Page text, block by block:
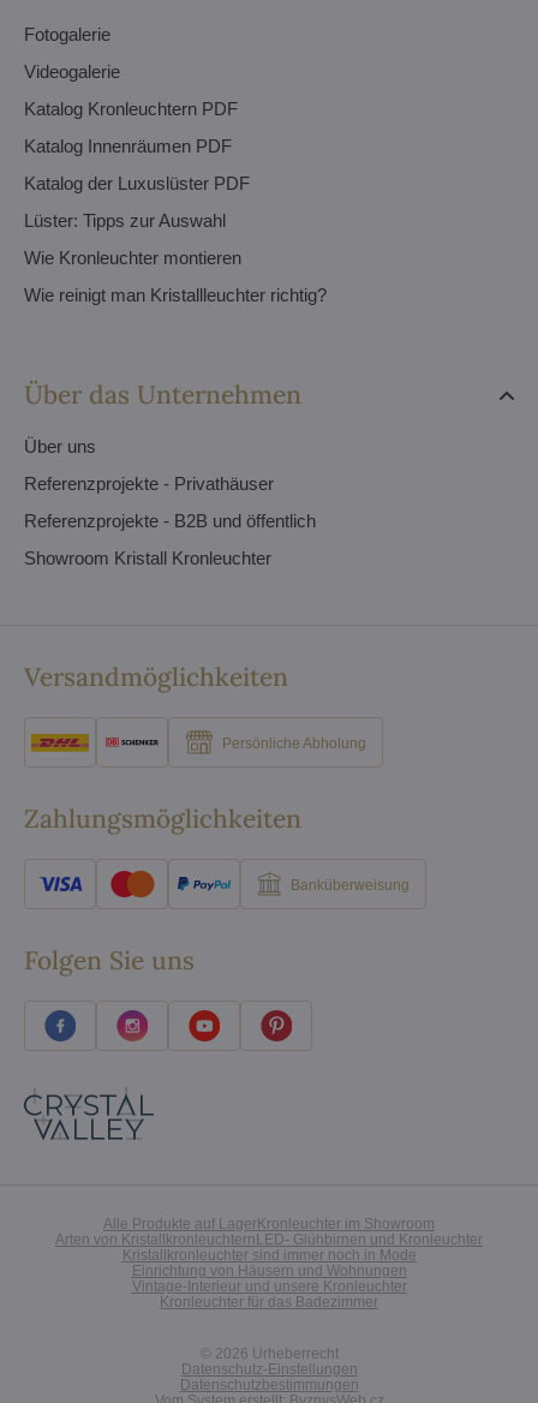
Fotogalerie
Videogalerie
Katalog Kronleuchtern PDF
Katalog Innenräumen PDF
Katalog der Luxuslüster PDF
Lüster: Tipps zur Auswahl
Wie Kronleuchter montieren
Wie reinigt man Kristallleuchter richtig?
Über das Unternehmen
Über uns
Referenzprojekte - Privathäuser
Referenzprojekte - B2B und öffentlich
Showroom Kristall Kronleuchter
Versandmöglichkeiten
Persönliche Abholung
Zahlungsmöglichkeiten
Banküberweisung
Folgen Sie uns
Alle Produkte auf LagerKronleuchter im Showroom
Arten von Kristallkronleuchtern LED- Glühbirnen und Kronleuchter
Kristallkronleuchter sind immer noch in Mode
Einrichtung von Häusern und Wohnungen
Vintage-Interieur und unsere Kronleuchter
Kronleuchter für das Badezimmer
© 2026 Urheberrecht
Datenschutz-Einstellungen
Datenschutzbestimmungen